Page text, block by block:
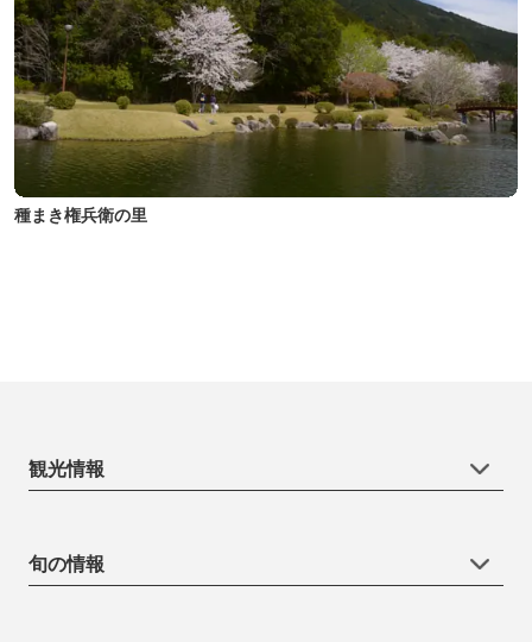
種まき権兵衛の里
観光情報
旬の情報